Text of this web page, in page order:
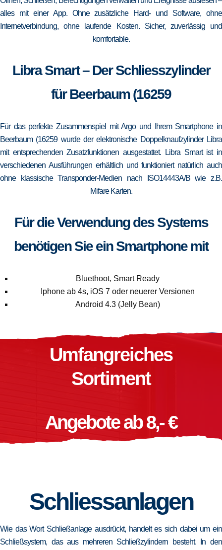
alles mit einer App. Ohne zusätzliche Hard- und Software, ohne
Internetverbindung, ohne laufende Kosten. Sicher, zuverlässig und
komfortable.
Libra Smart – Der Schliesszylinder
für Beerbaum (16259
Für das perfekte Zusammenspiel mit Argo und Ihrem Smartphone in
Beerbaum (16259 wurde der elektronische Doppelknaufzylinder Libra
mit entsprechenden Zusatzfunktionen ausgestattet. Libra Smart ist in
verschiedenen Ausführungen erhältlich und funktioniert natürlich auch
ohne klassische Transponder-Medien nach ISO14443A/B wie z.B.
Mifare Karten.
Für die Verwendung des Systems
benötigen Sie ein Smartphone mit
Bluethoot, Smart Ready
Iphone ab 4s, iOS 7 oder neuerer Versionen
Android 4.3 (Jelly Bean)
Umfangreiches
Sortiment
Angebote ab 8,- €
Schliessanlagen
Wie das Wort Schließanlage ausdrückt, handelt es sich dabei um ein
Schließsystem, das aus mehreren Schließzylindern besteht. In den